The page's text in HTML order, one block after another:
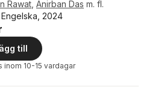
Rawat Anirban Das m. fl.
2024
till
inom 10-15 vardagar